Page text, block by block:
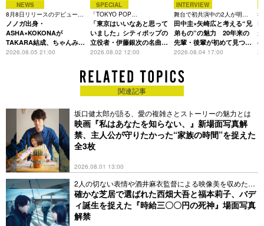
NEWS
8月8日リリースのデビュー曲
は「Time is money」
ノノガ出身・
ASHA×KOKONAが
TAKARA結成、ちゃんみな
主宰レーベル第2弾アーテ
2026.08.05 21:00
SPECIAL
「TOKYO POP
CHRONICLE」特集
「東京はいいなあと思って
いました」シティポップの
立役者・伊藤銀次の名曲回
想録
2026.08.02 12:00
INTERVIEW
舞台で初共演中の2人が明か
す、今の自分をつくる恩人の
存在
田中圭×矢崎広と考える“兄
弟もの”の魅力 20年来の
先輩・後輩が初めて見つけ
た互いの共通点とは
2026.08.04 17:00
3
関連記事
坂口健太郎が語る、愛の複雑さとストーリーの魅力とは
映画『私はあなたを知らない、』新場面写真解
禁、主人公が守りたかった“家族の時間”を捉えた
全3枚
2026.08.01 13:00
2人の切ない表情や酒井麻衣監督による映像美を収めた全
4点
確かな芝居で選ばれた⻄畑⼤吾と福本莉⼦、バデ
ィ誕生を捉えた『時給三〇〇円の死神』場面写真
解禁